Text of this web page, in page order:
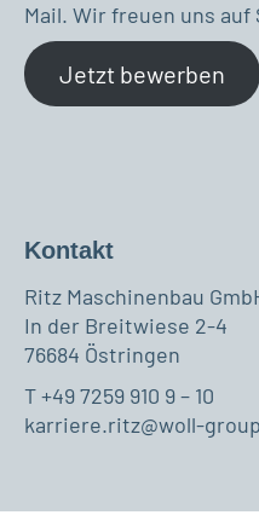
Mail. Wir freuen uns auf
Jetzt bewerben
Kontakt
Ritz Maschinenbau
In der Breitwiese 2-4
76684 Östringen
T +49 7259 910 9 – 10
karriere.ritz@woll-